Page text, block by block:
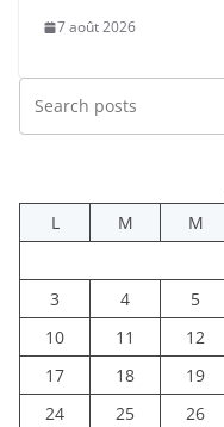
7 août 2026
L
M M
3
4 5
10
11 12
17
18 19
24
25 26